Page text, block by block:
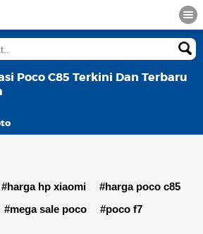
Poco C85 Terkini Dan Terbaru
#harga hp xiaomi
#harga poco c85
#mega sale poco #poco f7